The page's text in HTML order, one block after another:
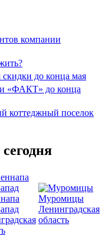
компании
до конца мая
«ФАКТ» до конца
коттеджный поселок
Муромицы
Ленинградская
область